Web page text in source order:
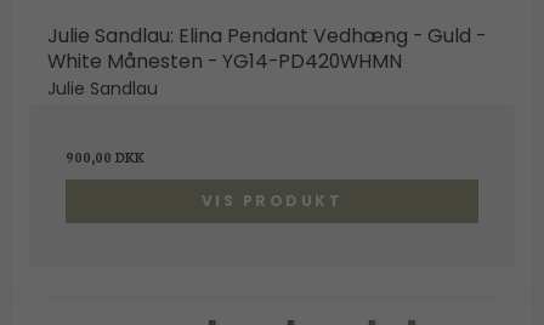
Julie Sandlau: Elina Pendant Vedhæng - Guld -
White Månesten - YG14-PD420WHMN
Julie Sandlau
900,00 DKK
VIS PRODUKT